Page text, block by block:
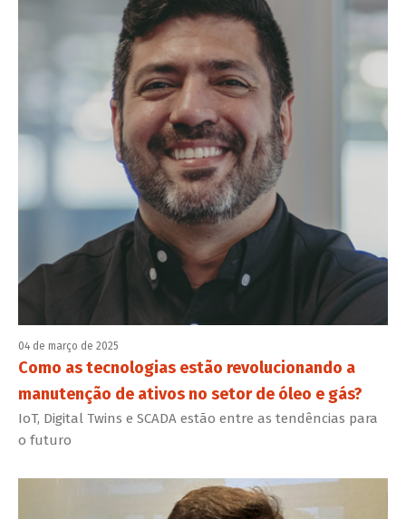
04 de março de 2025
Como as tecnologias estão revolucionando a
manutenção de ativos no setor de óleo e gás?
IoT, Digital Twins e SCADA estão entre as tendências para
o futuro